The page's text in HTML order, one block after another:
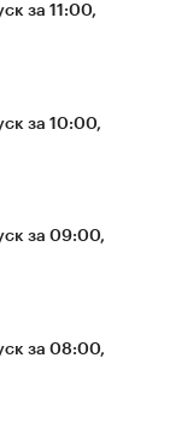
за 11:00,
за 10:00,
за 09:00,
за 08:00,